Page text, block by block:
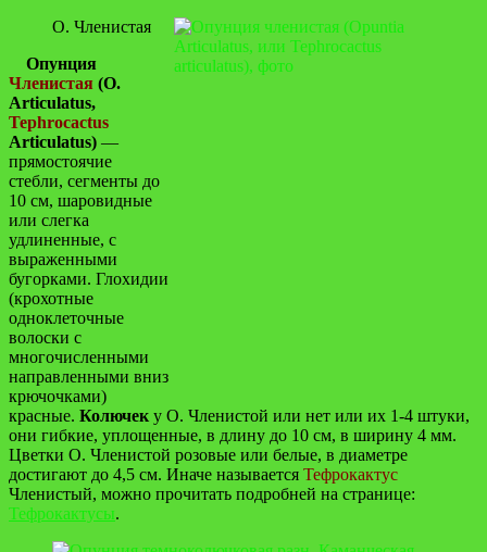
О. Членистая
Опунция
Членистая (O.
Articulatus,
Tephrocactus
Articulatus) —
прямостоячие
стебли, сегменты до
10 см, шаровидные
или слегка
удлиненные, с
выраженными
бугорками. Глохидии
(крохотные
одноклеточные
волоски с
многочисленными
направленными вниз
крючочками)
красные. Колючек у О. Членистой или нет или их 1-4 штуки,
они гибкие, уплощенные, в длину до 10 см, в ширину 4 мм.
Цветки О. Членистой розовые или белые, в диаметре
достигают до 4,5 см. Иначе называется Тефрокактус
Членистый, можно прочитать подробней на странице:
Тефрокактусы.